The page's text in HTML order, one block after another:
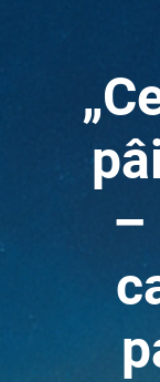
–